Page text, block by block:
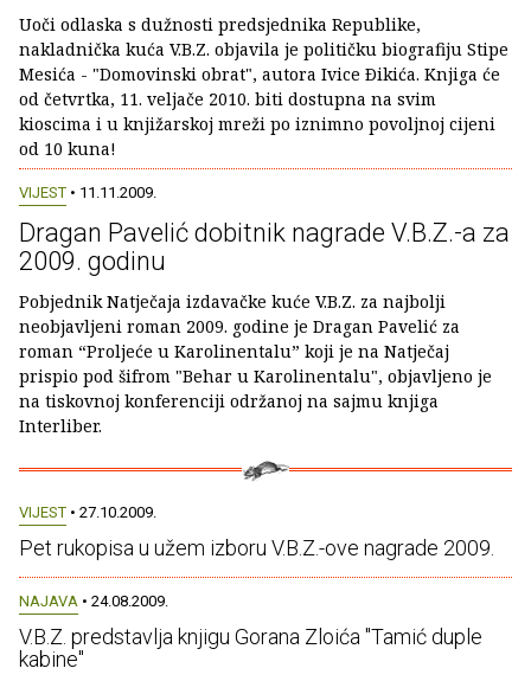
Uoči odlaska s dužnosti predsjednika Republike,
nakladnička kuća V.B.Z. objavila je političku biografiju Stipe
Mesića - "Domovinski obrat", autora Ivice Ðikića. Knjiga će
od četvrtka, 11. veljače 2010. biti dostupna na svim
kioscima i u knjižarskoj mreži po iznimno povoljnoj cijeni
od 10 kuna!
VIJEST • 11.11.2009.
Dragan Pavelić dobitnik nagrade V.B.Z.-a za
2009. godinu
Pobjednik Natječaja izdavačke kuće V.B.Z. za najbolji
neobjavljeni roman 2009. godine je Dragan Pavelić za
roman “Proljeće u Karolinentalu” koji je na Natječaj
prispio pod šifrom "Behar u Karolinentalu", objavljeno je
na tiskovnoj konferenciji održanoj na sajmu knjiga
Interliber.
VIJEST • 27.10.2009.
Pet rukopisa u užem izboru V.B.Z.-ove nagrade 2009.
NAJAVA • 24.08.2009.
V.B.Z. predstavlja knjigu Gorana Zloića "Tamić duple
kabine"